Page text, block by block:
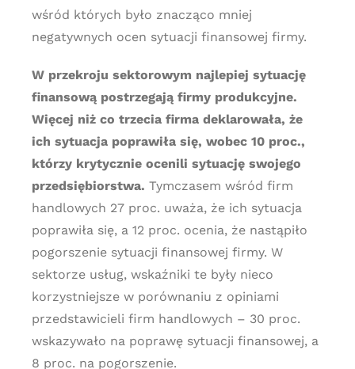
wśród których było znacząco mniej
negatywnych ocen sytuacji finansowej firmy.
W przekroju sektorowym najlepiej sytuację
finansową postrzegają firmy produkcyjne.
Więcej niż co trzecia firma deklarowała, że
ich sytuacja poprawiła się, wobec 10 proc.,
którzy krytycznie ocenili sytuację swojego
przedsiębiorstwa. Tymczasem wśród firm
handlowych 27 proc. uważa, że ich sytuacja
poprawiła się, a 12 proc. ocenia, że nastąpiło
pogorszenie sytuacji finansowej firmy. W
sektorze usług, wskaźniki te były nieco
korzystniejsze w porównaniu z opiniami
przedstawicieli firm handlowych – 30 proc.
wskazywało na poprawę sytuacji finansowej, a
8 proc. na pogorszenie.